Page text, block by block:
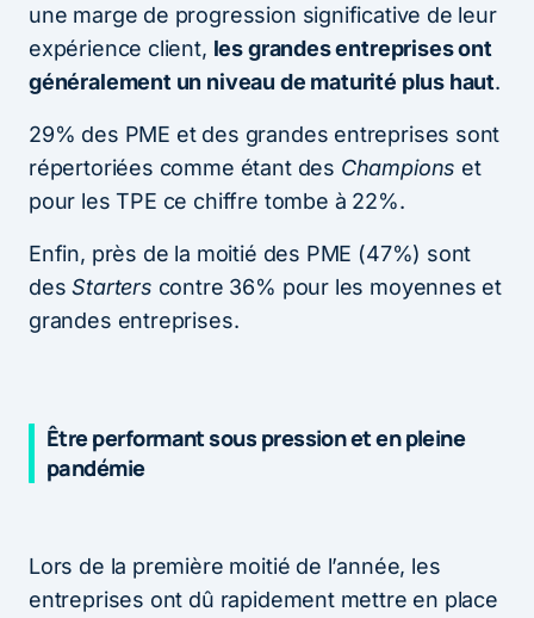
une marge de progression significative de leur
expérience client, les grandes entreprises ont
généralement un niveau de maturité plus haut.
29% des PME et des grandes entreprises sont
répertoriées comme étant des Champions et
pour les TPE ce chiffre tombe à 22%.
Enfin, près de la moitié des PME (47%) sont
desStarters contre 36% pour les moyennes et
grandes entreprises.
Être performant sous pression et en pleine
pandémie
Lors de la première moitié de l’année, les
entreprises ont dû rapidement mettre en place